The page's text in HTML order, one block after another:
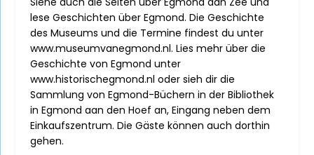
lese Geschichten über Egmond. Die Geschichte
des Museums und die Termine findest du unter
www.museumvanegmond.nl. Lies mehr über die
Geschichte von Egmond unter
www.historischegmond.nl oder sieh dir die
Sammlung von Egmond-Büchern in der Bibliothek
in Egmond aan den Hoef an, Eingang neben dem
Einkaufszentrum. Die Gäste können auch dorthin
gehen.